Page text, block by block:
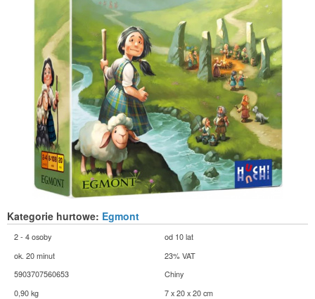
Kategorie hurtowe: Egmont
2 - 4 osoby
od 10 lat
ok. 20 minut
23% VAT
5903707560653
Chiny
0,90 kg
7 x 20 x 20 cm